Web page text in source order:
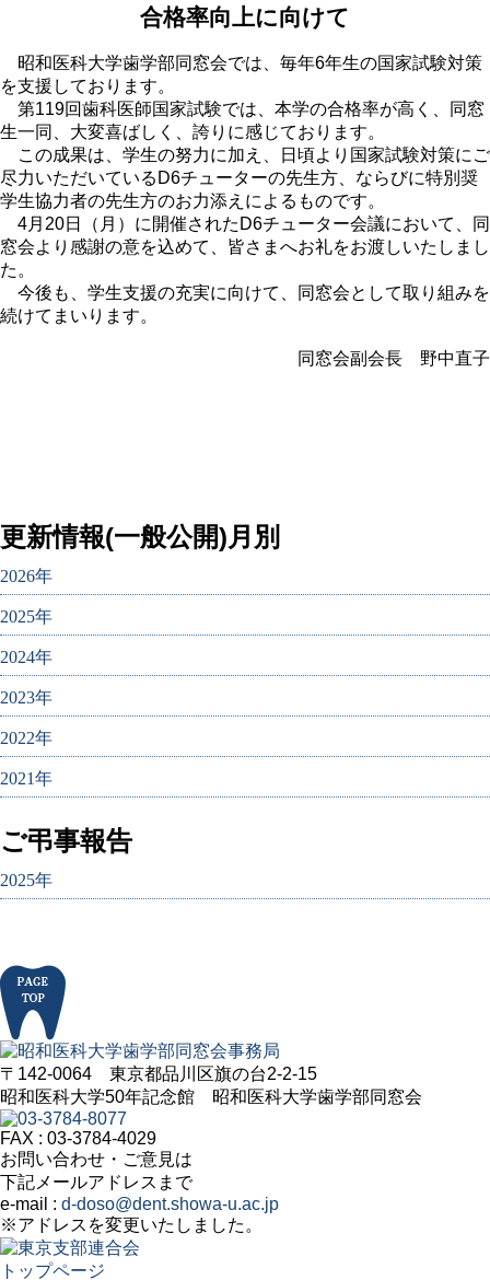
合格率向上に向けて
昭和医科大学歯学部同窓会では、毎年6年生の国家試験対策
を支援しております。
第119回歯科医師国家試験では、本学の合格率が高く、同窓
生一同、大変喜ばしく、誇りに感じております。
この成果は、学生の努力に加え、日頃より国家試験対策にご
尽力いただいているD6チューターの先生方、ならびに特別奨
学生協力者の先生方のお力添えによるものです。
4月20日（月）に開催されたD6チューター会議において、同
窓会より感謝の意を込めて、皆さまへお礼をお渡しいたしまし
た。
今後も、学生支援の充実に向けて、同窓会として取り組みを
続けてまいります。
同窓会副会長 野中直子
更新情報(一般公開)月別
2026年
2025年
2024年
2023年
2022年
2021年
ご弔事報告
2025年
〒142-0064 東京都品川区旗の台2-2-15
昭和医科大学50年記念館 昭和医科大学歯学部同窓会
FAX : 03-3784-4029
お問い合わせ・ご意見は
下記メールアドレスまで
e-mail : d-doso@dent.showa-u.ac.jp
※アドレスを変更いたしました。
トップページ